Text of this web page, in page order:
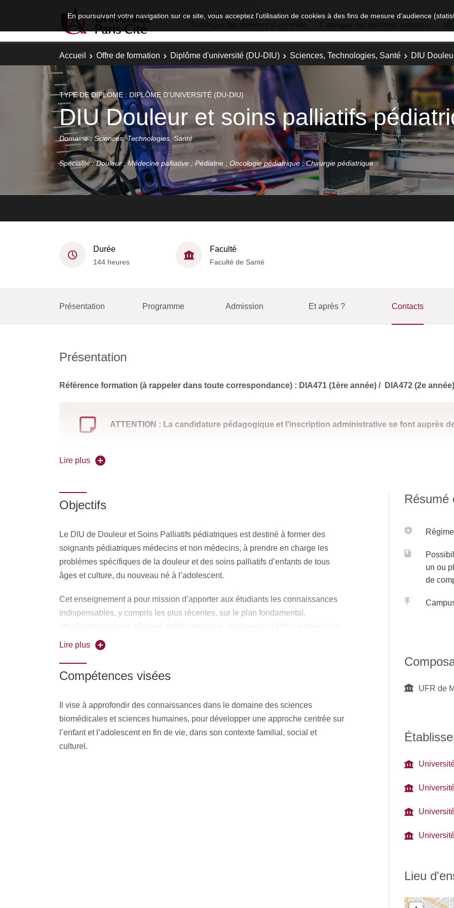
En poursuivant votre navigation sur ce site, vous acceptez l'utilisation de cookies à des fins de mesure d'audience
Accueil Offre de formation Diplôme d'université (DU-DIU) Sciences, Technologies, Santé DIU
TYPE DE DIPLOME : DIPLÔME D'UNIVERSITÉ (DU-DIU)
DIU Douleur et soins palliatifs
Domaine : Sciences, Technologies, Santé
Spécialité : Douleur ; Médecine palliative ; Pédiatrie ; Oncologie pédiatrique ; Chirurgie pédiatrique
Durée
144 heures
Faculté
Faculté de Santé
Présentation Programme Admission Et après ? Contacts
Présentation
Référence formation (à rappeler dans toute correspondance) : DIA471 (1ère année) / DIA472 (2e année)
ATTENTION : La candidature pédagogique et l'inscription administrative se font auprès
Les inscriptions à ce DIU ont lieu à l'Université Lyon 1
Universités partenaires :
Lire plus
Objectifs
Le DIU de Douleur et Soins Palliatifs pédiatriques est destiné à former des
soignants pédiatriques médecins et non médecins, à prendre en charge les
problèmes spécifiques de la douleur et des soins palliatifs d’enfants de tous
âges et culture, du nouveau né à l’adolescent.
Cet enseignement a pour mission d’apporter aux étudiants les connaissances
indispensables, y compris les plus récentes, sur le plan fondamental,
physiopathologique, clinique et thérapeutique, relationnel et éthique dans tous
les domaines de la douleur et des soins palliatifs pédiatriques, afin :
D’assurer à l’enfant malade, ainsi qu’à sa famille, une qualité de prise en
charge de la douleur et la meilleure qualité de vie jusqu’à la mort de l’enfant
palliatifs pédiatriques
De favoriser le développement de la prise en charge pluridisciplinaire.
Lire plus
Compétences visées
Il vise à approfondir des connaissances dans le domaine des sciences
biomédicales et sciences humaines, pour développer une approche centrée sur
l’enfant et l’adolescent en fin de vie, dans son contexte familial, social et
culturel.
Résumé
un ou
de
UFR de
Lieu